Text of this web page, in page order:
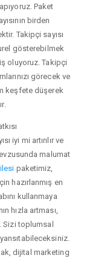
Paket
birden
Takipçi sayısı
gösterebilmek
oluyoruz. Takipçi
görecek ve
keşfete düşerek
iyi mi artırılır ve
malumat
paketimiz,
hazırlanmış en
kullanmaya
hızla artması,
Sizi toplumsal
dijital marketing